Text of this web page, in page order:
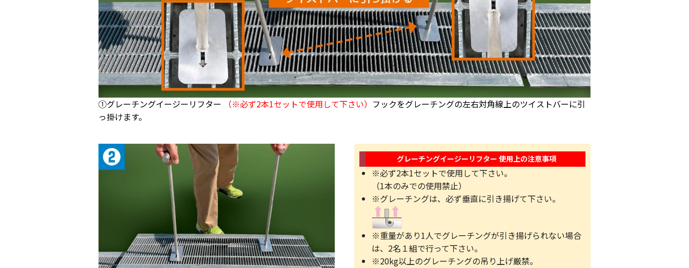
①グレーチングイージーリフター （※必ず2本1セットで使用して下さい） フックをグレーチングの左右対角線上のツイストバーに引
っ掛けます。
グレーチングイージーリフター 使用上の注意事項
※必ず2本1セットで使用して下さい。
（1本のみでの使用禁止）
※グレーチングは、必ず垂直に引き揚げて下さい。
※重量があり1人でグレーチングが引き揚げられない場合
は、2名１組で行って下さい。
※20kg以上のグレーチングの吊り上げ厳禁。